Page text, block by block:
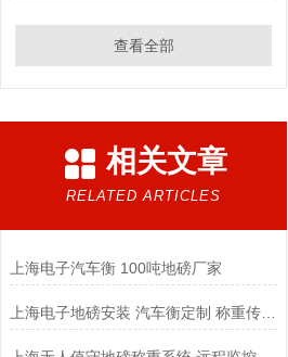
查看全部
相关文章
RELATED ARTICLES
上海电子汽车衡 100吨地磅厂家
上海电子地磅安装 汽车衡定制 称重传感器